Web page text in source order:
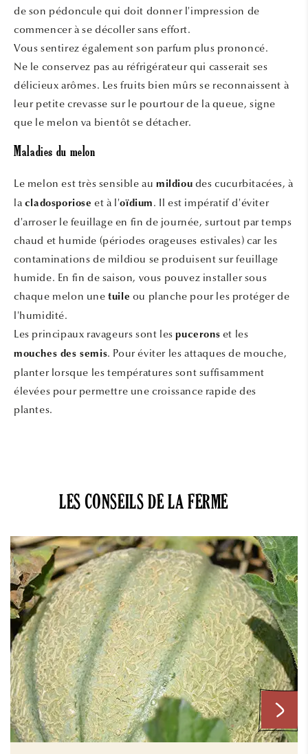
de son pédoncule qui doit donner l'impression de
commencer à se décoller sans effort.
Vous sentirez également son parfum plus prononcé.
Ne le conservez pas au réfrigérateur qui casserait ses
délicieux arômes. Les fruits bien mûrs se reconnaissent à
leur petite crevasse sur le pourtour de la queue, signe
que le melon va bientôt se détacher.
Maladies du melon
Le melon est très sensible au mildiou des cucurbitacées, à
la cladosporiose et à l'oïdium . Il est impératif d'éviter
d'arroser le feuillage en fin de journée, surtout par temps
chaud et humide (périodes orageuses estivales) car les
contaminations de mildiou se produisent sur feuillage
humide. En fin de saison, vous pouvez installer sous
chaque melon unetuile ou planche pour les protéger de
l'humidité.
Les principaux ravageurs sont lespucerons et les
mouches des semis. Pour éviter les attaques de mouche,
planter lorsque les températures sont suffisamment
élevées pour permettre une croissance rapide des
plantes.
LES CONSEILS DE LA FERME